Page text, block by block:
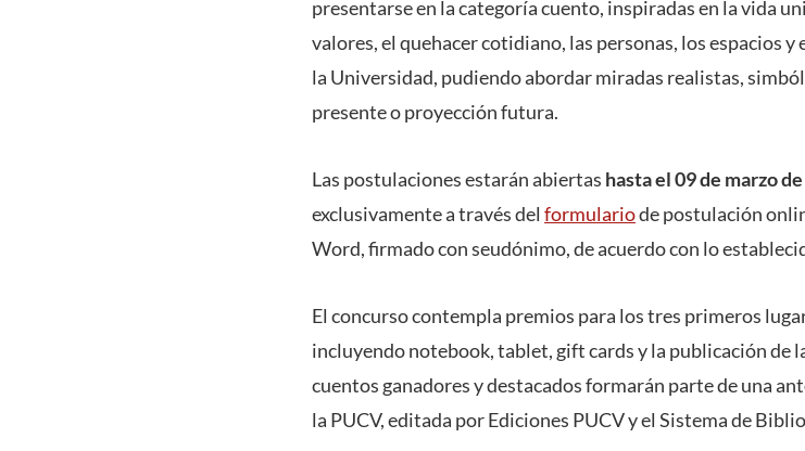
presentarse en la categoría cuento, inspiradas en la vida
valores, el quehacer cotidiano, las personas, los espacios
la Universidad, pudiendo abordar miradas realistas,
presente o proyección futura.
Las postulaciones estarán abiertas hasta el 09 de marzo
exclusivamente a través del formulariode postulación
Word, firmado con seudónimo, de acuerdo con lo
El concurso contempla premios para los tres primeros
incluyendo notebook, tablet, gift cards y la publicación de
cuentos ganadores y destacados formarán parte de una
la PUCV, editada por Ediciones PUCV y el Sistema de